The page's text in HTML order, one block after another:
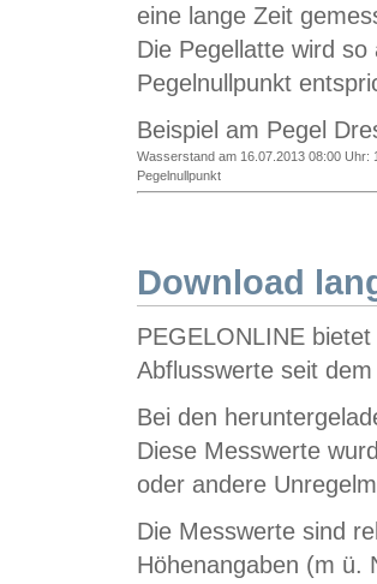
eine lange Zeit
Die Pegellatte wird
Pegelnullpunkt
Beispiel am Pegel
Wasserstand am 16.07.2013 08:00 Uhr:
Pegelnullpunkt
Download
PEGELONLINE
Abflusswerte seit
Bei den
Diese Messwerte
oder andere
Die Messwerte sind
Höhenangaben (m ü.